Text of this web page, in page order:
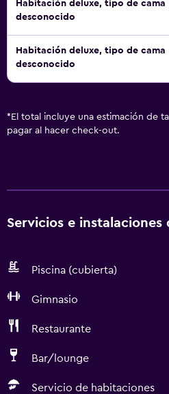
Habitación deluxe, tipo de cama
desconocido
Habitación deluxe, tipo de cama
desconocido
* El total incluye una estimación de
pagar al hacer check-out.
Servicios e instalaciones
Piscina (cubierta)
Gimnasio
Restaurante
Bar/lounge
Servicio de habitaciones